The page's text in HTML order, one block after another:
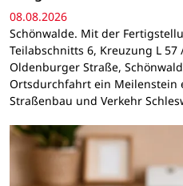
08.08.2026
Schönwalde. Mit der
Teilabschnitts 6, Kreuzung L
Oldenburger Straße,
Ortsdurchfahrt ein Meilenstein
Straßenbau und Verkehr